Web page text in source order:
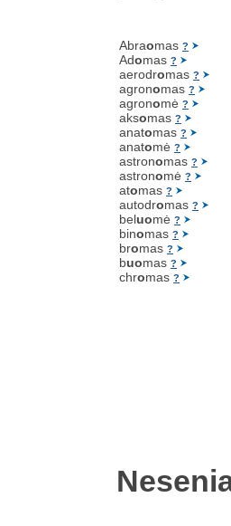
Abraomas ?
Adomas ?
aerodromas ?
agronomas ?
agronomė ?
aksomas ?
anatomas ?
anatomė ?
astronomas ?
astronomė ?
atomas ?
autodromas ?
beluomė ?
binomas ?
bromas ?
buomas ?
chromas ?